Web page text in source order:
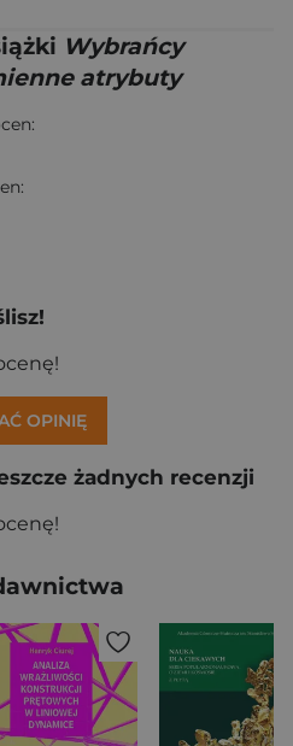
Wybrańcy
atrybuty
OPINIĘ
żadnych recenzji